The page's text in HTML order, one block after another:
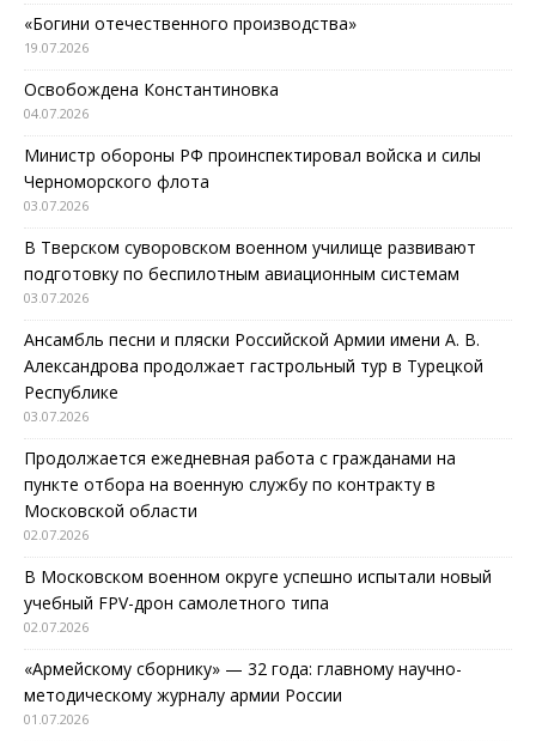
«Богини отечественного производства»
19.07.2026
Освобождена Константиновка
04.07.2026
Министр обороны РФ проинспектировал войска и силы
Черноморского флота
03.07.2026
В Тверском суворовском военном училище развивают
подготовку по беспилотным авиационным системам
03.07.2026
Ансамбль песни и пляски Российской Армии имени А. В.
Александрова продолжает гастрольный тур в Турецкой
Республике
03.07.2026
Продолжается ежедневная работа с гражданами на
пункте отбора на военную службу по контракту в
Московской области
02.07.2026
В Московском военном округе успешно испытали новый
учебный FPV-дрон самолетного типа
02.07.2026
«Армейскому сборнику» — 32 года: главному научно-
методическому журналу армии России
01.07.2026